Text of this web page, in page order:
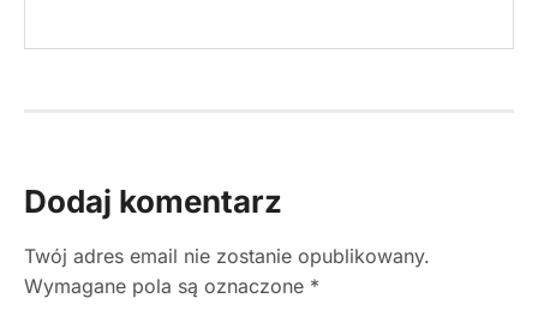
Dodaj komentarz
Twój adres email nie zostanie opublikowany.
Wymagane pola są oznaczone *